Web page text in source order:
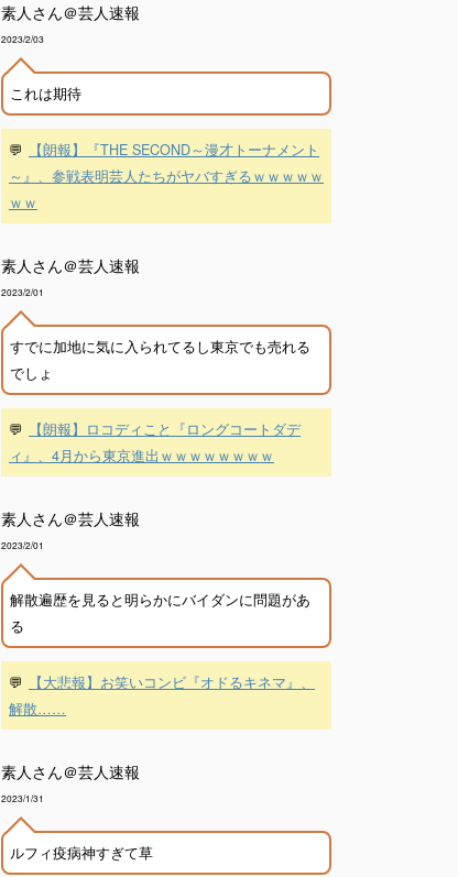
素人さん＠芸人速報
2023/2/03
これは期待
💬
【朗報】『THE SECOND～漫才トーナメント
～』、参戦表明芸人たちがヤバすぎるｗｗｗｗｗ
ｗｗ
素人さん＠芸人速報
2023/2/01
すでに加地に気に入られてるし東京でも売れる
でしょ
💬
【朗報】ロコディこと『ロングコートダデ
ィ』、4月から東京進出ｗｗｗｗｗｗｗｗ
素人さん＠芸人速報
2023/2/01
解散遍歴を見ると明らかにバイダンに問題があ
る
💬
【大悲報】お笑いコンビ『オドるキネマ』、
解散……
素人さん＠芸人速報
2023/1/31
ルフィ疫病神すぎて草